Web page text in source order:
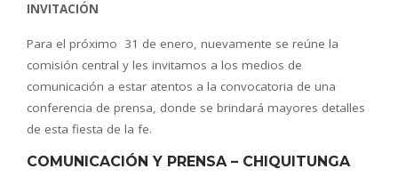
INVITACIÓN
Para el próximo 31 de enero, nuevamente se reúne la
comisión central y les invitamos a los medios de
comunicación a estar atentos a la convocatoria de una
conferencia de prensa, donde se brindará mayores detalles
de esta fiesta de la fe.
COMUNICACIÓN Y PRENSA – CHIQUITUNGA